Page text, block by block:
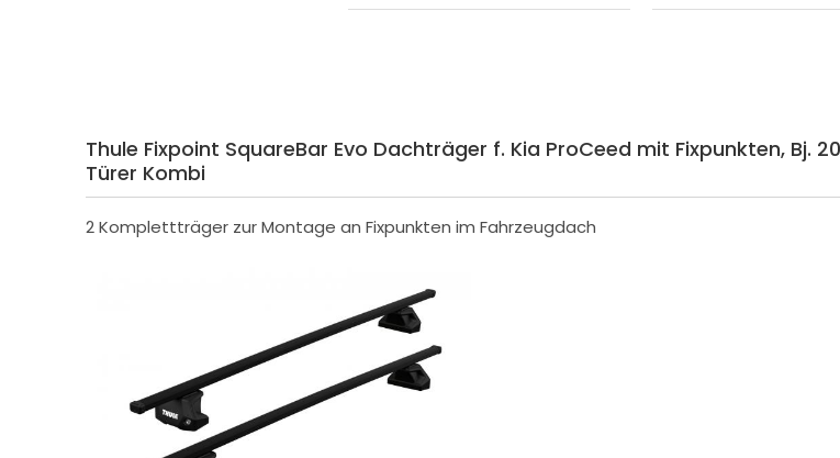
Thule Fixpoint SquareBar Evo Dachträger f. Kia ProCeed mit Fixpunkten, Bj.
Türer Kombi
2 Komplettträger zur Montage an Fixpunkten im Fahrzeugdach